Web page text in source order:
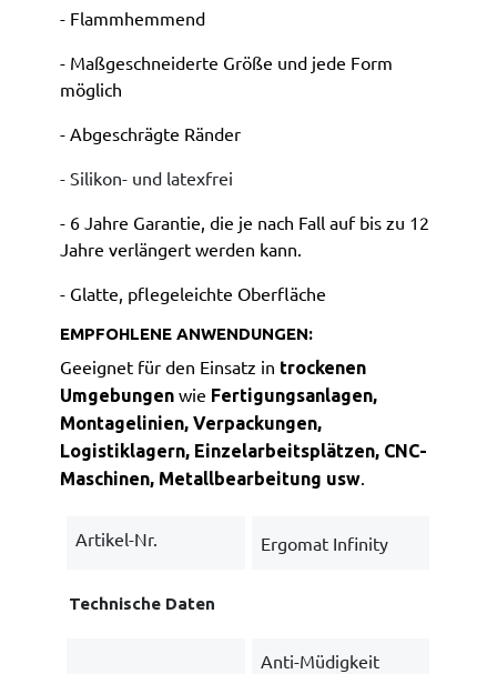
- Flammhemmend
- Maßgeschneiderte Größe und jede Form
möglich
- Abgeschrägte Ränder
- Silikon- und latexfrei
- 6 Jahre Garantie, die je nach Fall auf bis zu 12
Jahre verlängert werden kann.
- Glatte, pflegeleichte Oberfläche
EMPFOHLENE ANWENDUNGEN:
Geeignet für den Einsatz in trockenen
Umgebungenwie Fertigungsanlagen,
Montagelinien, Verpackungen,
Logistiklagern, Einzelarbeitsplätzen, CNC-
Maschinen, Metallbearbeitung usw.
Artikel-Nr. Ergomat Infinity
Technische Daten
Anti-Müdigkeit